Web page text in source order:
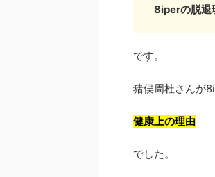
8iperの脱退
です。
猪俣周杜さんが
健康上の理由
でした。